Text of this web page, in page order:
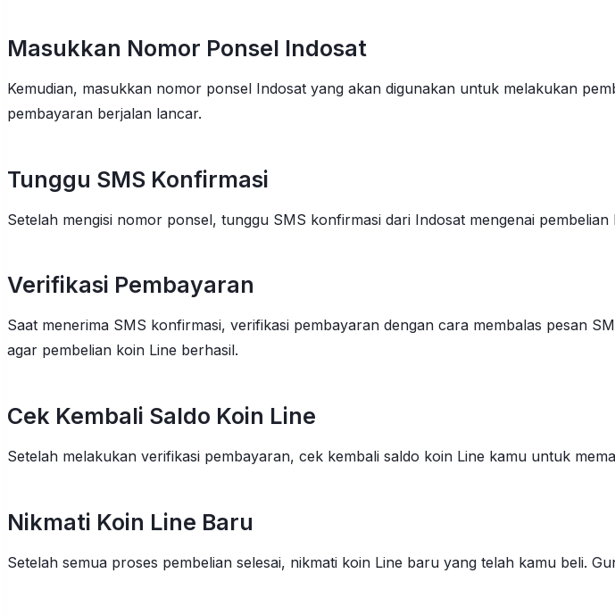
Masukkan Nomor Ponsel Indosat
Kemudian, masukkan nomor ponsel Indosat yang akan digunakan untuk melakukan
pembayaran berjalan lancar.
Tunggu SMS Konfirmasi
Setelah mengisi nomor ponsel, tunggu SMS konfirmasi dari Indosat mengenai
Verifikasi Pembayaran
Saat menerima SMS konfirmasi, verifikasi pembayaran dengan cara membalas pesan
agar pembelian koin Line berhasil.
Cek Kembali Saldo Koin Line
Setelah melakukan verifikasi pembayaran, cek kembali saldo koin Line kamu untuk
Nikmati Koin Line Baru
Setelah semua proses pembelian selesai, nikmati koin Line baru yang telah kamu beli.